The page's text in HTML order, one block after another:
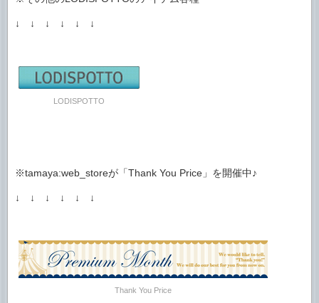
↓ ↓ ↓ ↓ ↓ ↓
LODISPOTTO
※tamaya:web_storeが「Thank You Price」を開催中♪
↓ ↓ ↓ ↓ ↓ ↓
Thank You Price